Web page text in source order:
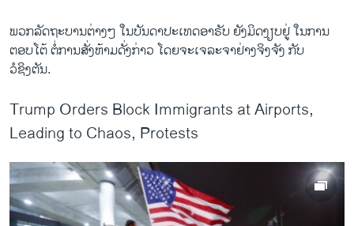
ພວກລັດຖະບານຕ່າງໆ ໃນບັນດາປະເທດອາຣັບ ຍັງມິດງຽບຢູ່ ໃນການ
ຕອບໂຕ້ ຕໍ່ການສັ່ງຫ້າມດັ່ງກ່າວ ໂດຍຈະເຈລະຈາຢ່າງຈິງຈັງ ກັບ
ວໍຊິງຕັນ.
Trump Orders Block Immigrants at Airports,
Leading to Chaos, Protests